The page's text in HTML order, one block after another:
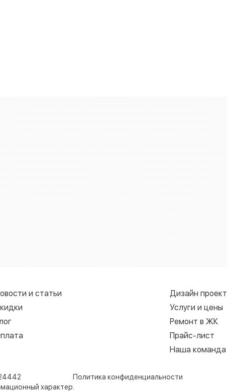
и статьи
Дизайн проект
Услуги и цены
Ремонт в ЖК
Прайс-лист
Наша команда
Политика конфиденциальности
характер.